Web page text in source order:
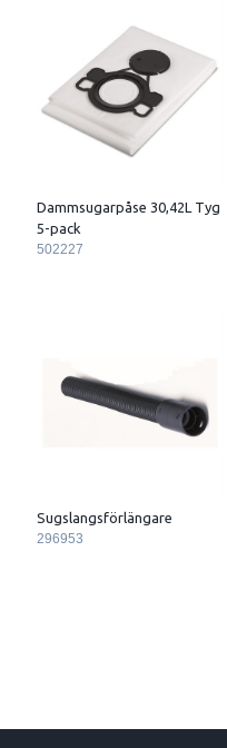
Dammsugarpåse 30,42L Tyg
5-pack
502227
Sugslangsförlängare
296953